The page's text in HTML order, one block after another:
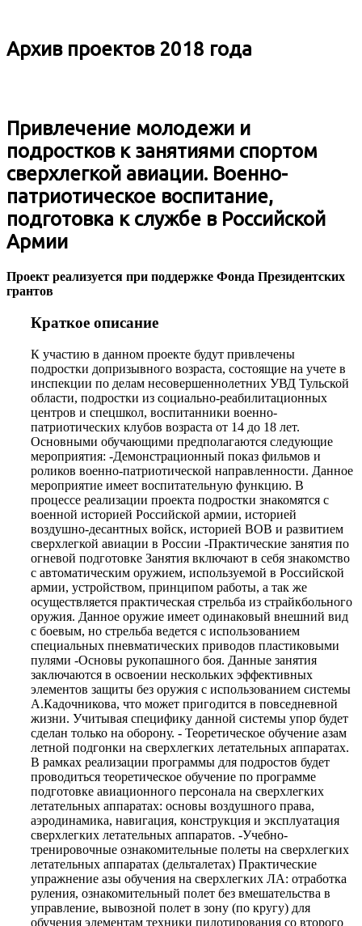
Архив проектов 2018 года
Привлечение молодежи и
подростков к занятиями спортом
сверхлегкой авиации. Военно-
патриотическое воспитание,
подготовка к службе в Российской
Армии
Проект реализуется при поддержке Фонда Президентских
грантов
Краткое описание
К участию в данном проекте будут привлечены
подростки допризывного возраста, состоящие на учете в
инспекции по делам несовершеннолетних УВД Тульской
области, подростки из социально-реабилитационных
центров и спецшкол, воспитанники военно-
патриотических клубов возраста от 14 до 18 лет.
Основными обучающими предполагаются следующие
мероприятия: -Демонстрационный показ фильмов и
роликов военно-патриотической направленности. Данное
мероприятие имеет воспитательную функцию. В
процессе реализации проекта подростки знакомятся с
военной историей Российской армии, историей
воздушно-десантных войск, историей ВОВ и развитием
сверхлегкой авиации в России -Практические занятия по
огневой подготовке Занятия включают в себя знакомство
с автоматическим оружием, используемой в Российской
армии, устройством, принципом работы, а так же
осуществляется практическая стрельба из страйкбольного
оружия. Данное оружие имеет одинаковый внешний вид
с боевым, но стрельба ведется с использованием
специальных пневматических приводов пластиковыми
пулями -Основы рукопашного боя. Данные занятия
заключаются в освоении нескольких эффективных
элементов защиты без оружия с использованием системы
А.Кадочникова, что может пригодится в повседневной
жизни. Учитывая специфику данной системы упор будет
сделан только на оборону. - Теоретическое обучение азам
летной подгонки на сверхлегких летательных аппаратах.
В рамках реализации программы для подростов будет
проводиться теоретическое обучение по программе
подготовке авиационного персонала на сверхлегких
летательных аппаратах: основы воздушного права,
аэродинамика, навигация, конструкция и эксплуатация
сверхлегких летательных аппаратов. -Учебно-
тренировочные ознакомительные полеты на сверхлегких
летательных аппаратах (дельталетах) Практические
упражнение азы обучения на сверхлегких ЛА: отработка
руления, ознакомительный полет без вмешательства в
управление, вывозной полет в зону (по кругу) для
обучения элементам техники пилотирования со второго